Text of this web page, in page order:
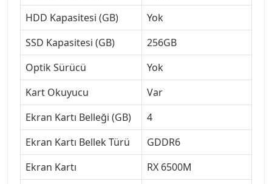
HDD Kapasitesi (GB)
Yok
SSD Kapasitesi (GB)
256GB
Optik Sürücü
Yok
Kart Okuyucu
Var
Ekran Kartı Belleği (GB)
4
Ekran Kartı Bellek Türü
GDDR6
Ekran Kartı
RX 6500M